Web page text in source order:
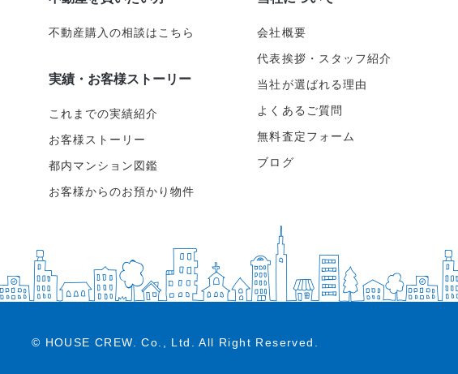
不動産購入の相談はこちら
実績・お客様ストーリー
これまでの実績紹介
お客様ストーリー
都内マンション図鑑
お客様からのお預かり物件
会社概要
代表挨拶・スタッフ紹介
当社が選ばれる理由
よくあるご質問
無料査定フォーム
ブログ
© HOUSE CREW. Co., Ltd.All Right Reserved.